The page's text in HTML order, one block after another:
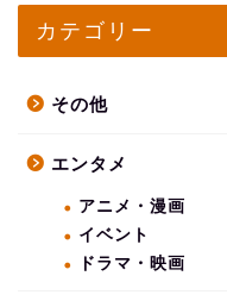
カテゴリー
その他
エンタメ
アニメ・漫画
イベント
ドラマ・映画